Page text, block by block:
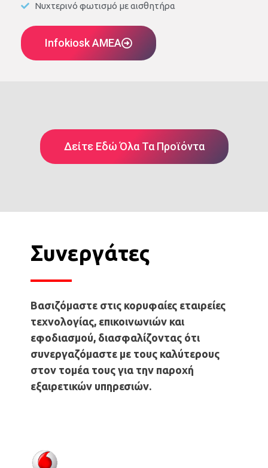
Νυχτερινό φωτισμό με αισθητήρα
Infokiosk AMEA
Δείτε Εδώ Όλα Τα Προϊόντα
Συνεργάτες
Βασιζόμαστε στις κορυφαίες εταιρείες
τεχνολογίας, επικοινωνιών και
εφοδιασμού, διασφαλίζοντας ότι
συνεργαζόμαστε με τους καλύτερους
στον τομέα τους για την παροχή
εξαιρετικών υπηρεσιών.